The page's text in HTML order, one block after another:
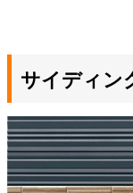
サイディン